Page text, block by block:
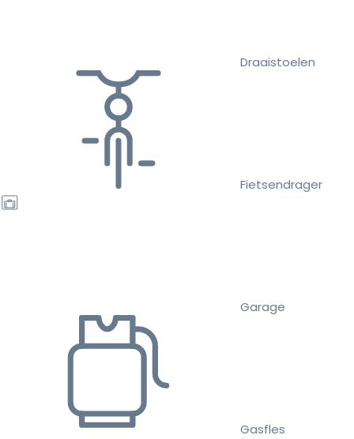
Draaistoelen
Fietsendrager
Garage
Gasfles